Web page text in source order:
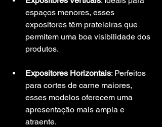
espaços menores, esses
expositores têm prateleiras que
permitem uma boa visibilidade dos
produtos.
Expositores Horizontais: Perfeitos
para cortes de carne maiores,
esses modelos oferecem uma
apresentação mais ampla e
atraente.